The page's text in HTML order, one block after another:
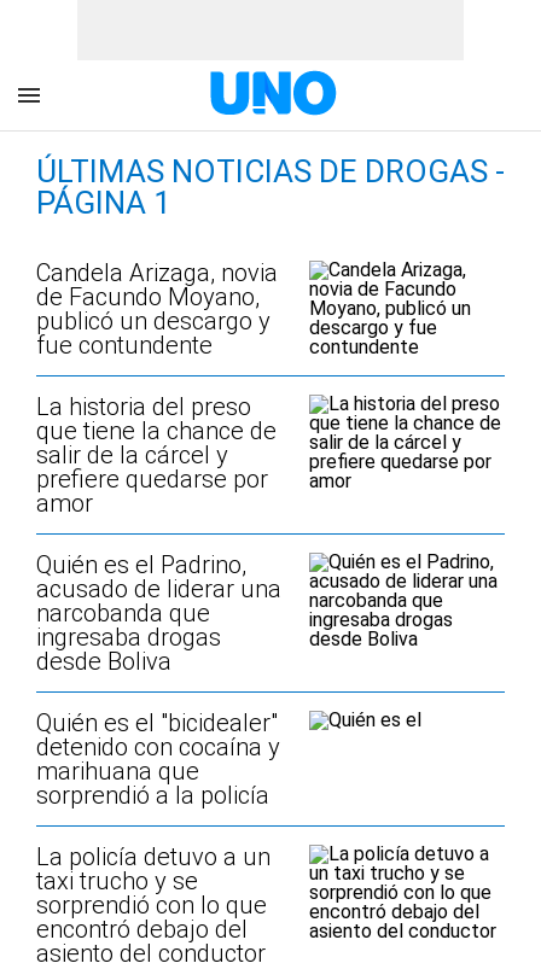
ÚLTIMAS NOTICIAS DE DROGAS -
PÁGINA 1
Candela Arizaga, novia
de Facundo Moyano,
publicó un descargo y
fue contundente
La historia del preso
que tiene la chance de
salir de la cárcel y
prefiere quedarse por
amor
Quién es el Padrino,
acusado de liderar una
narcobanda que
ingresaba drogas
desde Boliva
Quién es el "bicidealer"
detenido con cocaína y
marihuana que
sorprendió a la policía
La policía detuvo a un
taxi trucho y se
sorprendió con lo que
encontró debajo del
asiento del conductor